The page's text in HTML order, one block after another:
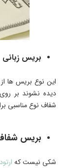
بریس زبانی
این نوع بریس ها
دیده نشوند بر
شفاف نوع مناسبی
بریس
شکی نیست که